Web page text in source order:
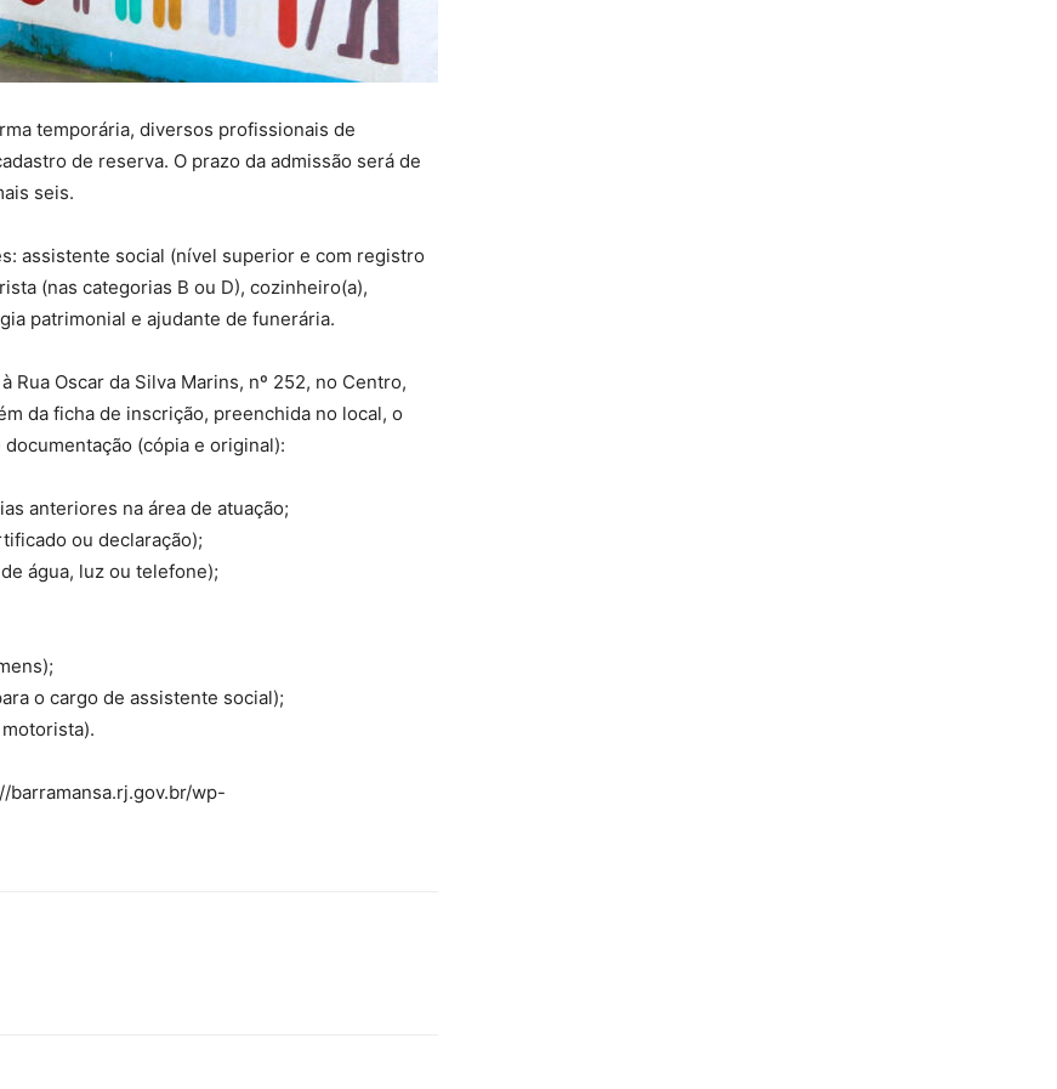
temporária, diversos profissionais de
de reserva. O prazo da admissão será de
seis.
assistente social (nível superior e com registro
(nas categorias B ou D), cozinheiro(a),
patrimonial e ajudante de funerária.
Oscar da Silva Marins, nº 252, no Centro,
da ficha de inscrição, preenchida no local, o
(cópia e original):
anteriores na área de atuação;
ou declaração);
água, luz ou telefone);
o cargo de assistente social);
barramansa.rj.gov.br/wp-